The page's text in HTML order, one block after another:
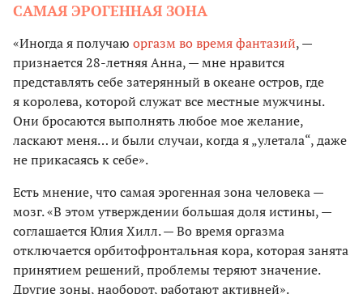
САМАЯ ЭРОГЕННАЯ ЗОНА
«Иногда я получаю оргазм во время фантазий, —
признается 28-летняя Анна, — мне нравится
представлять себе затерянный в океане остров, где
я королева, которой служат все местные мужчины.
Они бросаются выполнять любое мое желание,
ласкают меня… и были случаи, когда я „улетала“, даже
не прикасаясь к себе».
Есть мнение, что самая эрогенная зона человека —
мозг. «В этом утверждении большая доля истины, —
соглашается Юлия Хилл. — Во время оргазма
отключается орбитофронтальная кора, которая занята
принятием решений, проблемы теряют значение.
Другие зоны, наоборот, работают активней».